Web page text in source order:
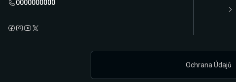
0000000000
Ochrana Údajů